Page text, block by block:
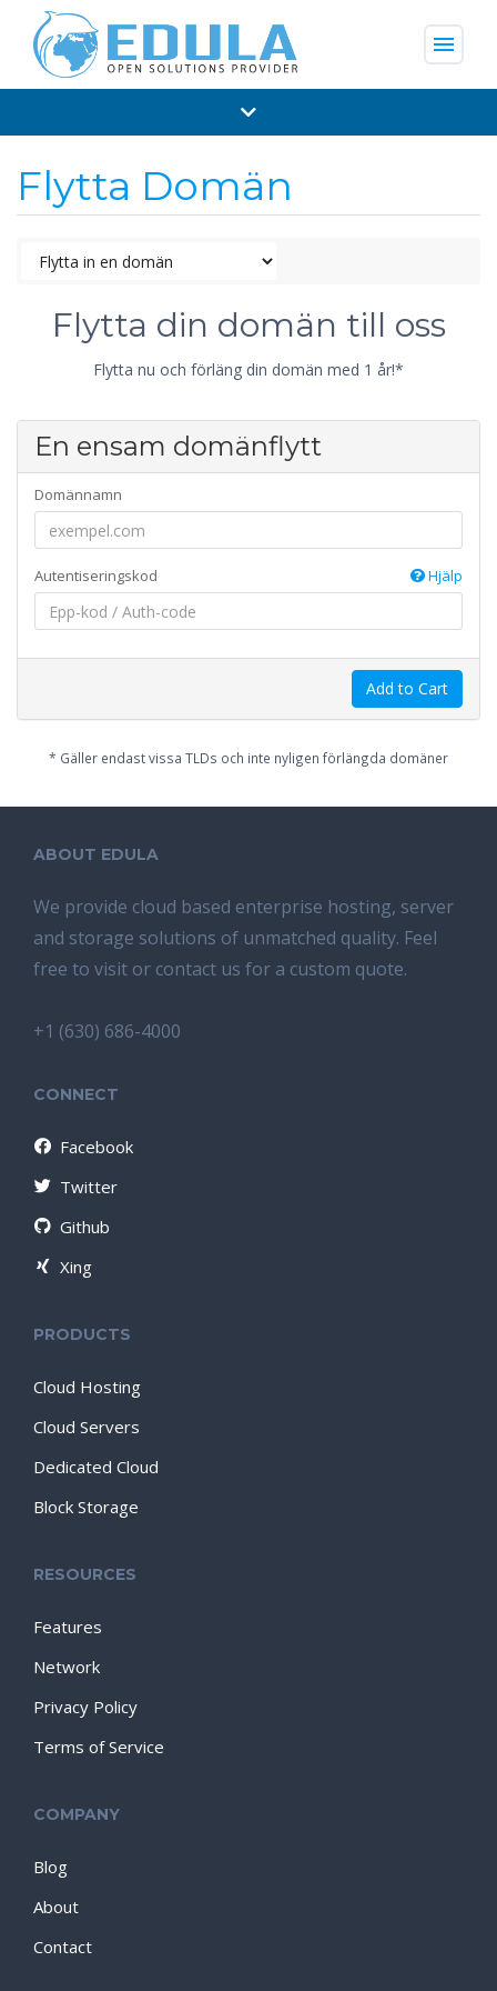
menu
Flytta Domän
Flytta din domän till oss
Flytta nu och förläng din domän med 1 år!*
En ensam domänflytt
Domännamn
Autentiseringskod Hjälp
Add to Cart
* Gäller endast vissa TLDs och inte nyligen förlängda domäner
ABOUT EDULA
We provide cloud based enterprise hosting, server
and storage solutions of unmatched quality. Feel
free to visit or contact us for a custom quote.
+1 (630) 686-4000
CONNECT
Facebook
Twitter
Github
Xing
PRODUCTS
Cloud Hosting
Cloud Servers
Dedicated Cloud
Block Storage
RESOURCES
Features
Network
Privacy Policy
Terms of Service
COMPANY
Blog
About
Contact